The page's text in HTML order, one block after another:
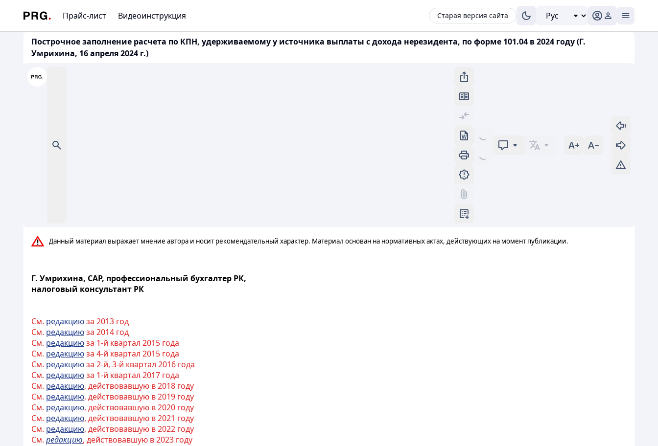
Прайс-лист Видеоинструкция Старая версия сайта
Построчное заполнение расчета по КПН, удерживаемому у источника выплаты с дохода нерезидента, по форме 101.04 в 2024 году (Г.
Умрихина, 16 апреля 2024 г.)
Данный материал выражает мнение автора и носит рекомендательный характер. Материал основан на нормативных актах, действующих на момент публикации.
Г. Умрихина, CAP, профессиональный бухгалтер РК,
налоговый консультант РК
См. редакциюза 2013 год
См. редакциюза 2014 год
См. редакциюза 1-й квартал 2015 года
См. редакциюза 4-й квартал 2015 года
См. редакциюза 2-й, 3-й квартал 2016 года
См. редакциюза 1-й квартал 2017 года
См. редакцию, действовавшую в 2018 году
См. редакцию, действовавшую в 2019 году
См. редакцию, действовавшую в 2020 году
См. редакцию, действовавшую в 2021 году
См. редакцию, действовавшую в 2022 году
См. редакцию, действовавшую в 2023 году